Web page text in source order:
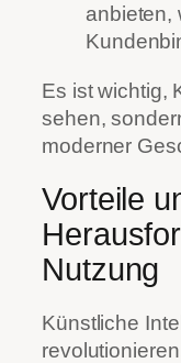
anbieten,
Es ist wichtig,
sehen,
moderner
Vorteile
Nutzung
Künstliche